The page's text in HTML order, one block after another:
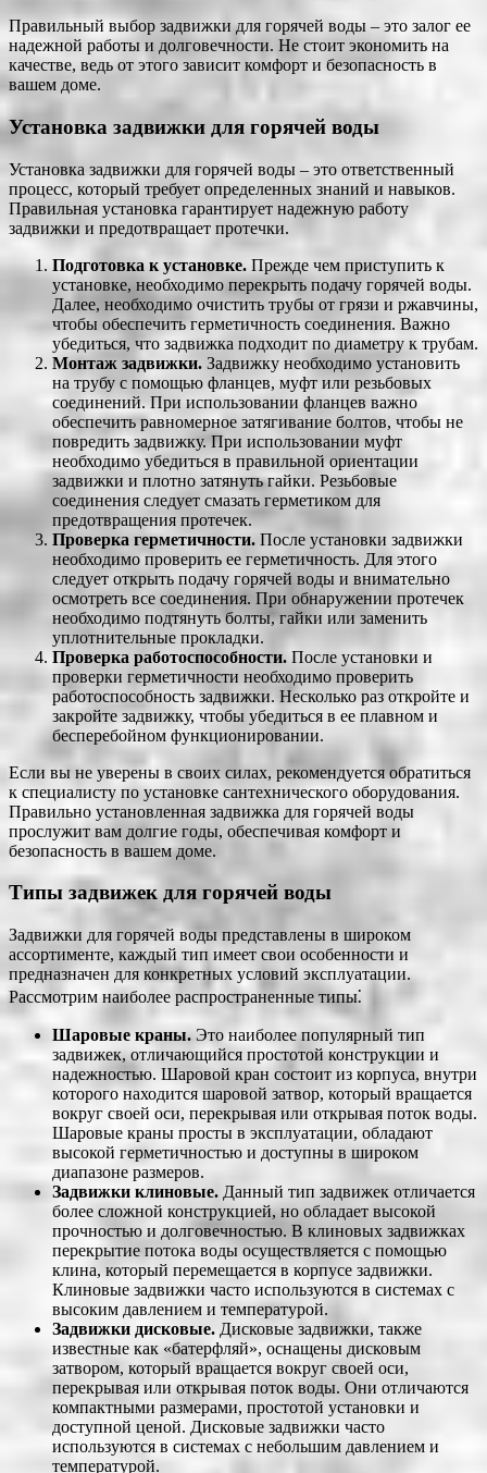
Правильный выбор задвижки для горячей воды – это залог ее
надежной работы и долговечности. Не стоит экономить на
качестве, ведь от этого зависит комфорт и безопасность в
вашем доме.
Установка задвижки для горячей воды
Установка задвижки для горячей воды – это ответственный
процесс, который требует определенных знаний и навыков.
Правильная установка гарантирует надежную работу
задвижки и предотвращает протечки.
Подготовка к установке. Прежде чем приступить к
установке, необходимо перекрыть подачу горячей воды.
Далее, необходимо очистить трубы от грязи и ржавчины,
чтобы обеспечить герметичность соединения. Важно
убедиться, что задвижка подходит по диаметру к трубам.
Монтаж задвижки. Задвижку необходимо установить
на трубу с помощью фланцев, муфт или резьбовых
соединений. При использовании фланцев важно
обеспечить равномерное затягивание болтов, чтобы не
повредить задвижку. При использовании муфт
необходимо убедиться в правильной ориентации
задвижки и плотно затянуть гайки. Резьбовые
соединения следует смазать герметиком для
предотвращения протечек.
Проверка герметичности. После установки задвижки
необходимо проверить ее герметичность. Для этого
следует открыть подачу горячей воды и внимательно
осмотреть все соединения. При обнаружении протечек
необходимо подтянуть болты, гайки или заменить
уплотнительные прокладки.
Проверка работоспособности. После установки и
проверки герметичности необходимо проверить
работоспособность задвижки. Несколько раз откройте и
закройте задвижку, чтобы убедиться в ее плавном и
бесперебойном функционировании.
Если вы не уверены в своих силах, рекомендуется обратиться
к специалисту по установке сантехнического оборудования.
Правильно установленная задвижка для горячей воды
прослужит вам долгие годы, обеспечивая комфорт и
безопасность в вашем доме.
Типы задвижек для горячей воды
Задвижки для горячей воды представлены в широком
ассортименте, каждый тип имеет свои особенности и
предназначен для конкретных условий эксплуатации.
Рассмотрим наиболее распространенные типы⁚
Шаровые краны.Это наиболее популярный тип
задвижек, отличающийся простотой конструкции и
надежностью. Шаровой кран состоит из корпуса, внутри
которого находится шаровой затвор, который вращается
вокруг своей оси, перекрывая или открывая поток воды.
Шаровые краны просты в эксплуатации, обладают
высокой герметичностью и доступны в широком
диапазоне размеров.
Задвижки клиновые. Данный тип задвижек отличается
более сложной конструкцией, но обладает высокой
прочностью и долговечностью. В клиновых задвижках
перекрытие потока воды осуществляется с помощью
клина, который перемещается в корпусе задвижки.
Клиновые задвижки часто используются в системах с
высоким давлением и температурой.
Задвижки дисковые. Дисковые задвижки, также
известные как «батерфляй», оснащены дисковым
затвором, который вращается вокруг своей оси,
перекрывая или открывая поток воды. Они отличаются
компактными размерами, простотой установки и
доступной ценой. Дисковые задвижки часто
используются в системах с небольшим давлением и
температурой.